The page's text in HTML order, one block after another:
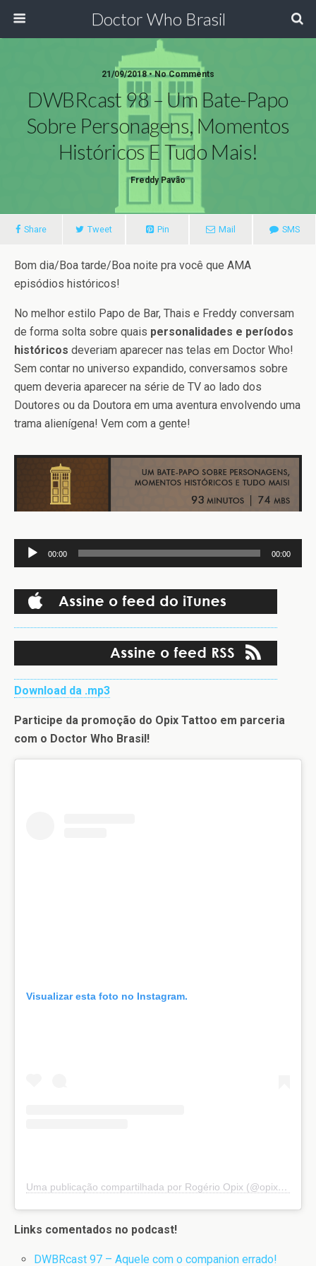
Doctor Who Brasil
21/09/2018 • No Comments
DWBRcast 98 – Um Bate-Papo
Sobre Personagens, Momentos
Históricos E Tudo Mais!
Freddy Pavão
Share Tweet Pin Mail SMS
Bom dia/Boa tarde/Boa noite pra você que AMA
episódios históricos!
No melhor estilo Papo de Bar, Thais e Freddy conversam
de forma solta sobre quais personalidades e períodos
históricos deveriam aparecer nas telas em Doctor Who!
Sem contar no universo expandido, conversamos sobre
quem deveria aparecer na série de TV ao lado dos
Doutores ou da Doutora em uma aventura envolvendo uma
trama alienígena! Vem com a gente!
Tocador
de
00:00 00:00
Download da .mp3
Participe da promoção do Opix Tattoo em parceria
com o Doctor Who Brasil!
Visualizar esta foto no Instagram.
Uma publicação compartilhada por Rogério Opix (@opix.tattoo)
Links comentados no podcast!
DWBRcast 97 – Aquele com o companion errado!